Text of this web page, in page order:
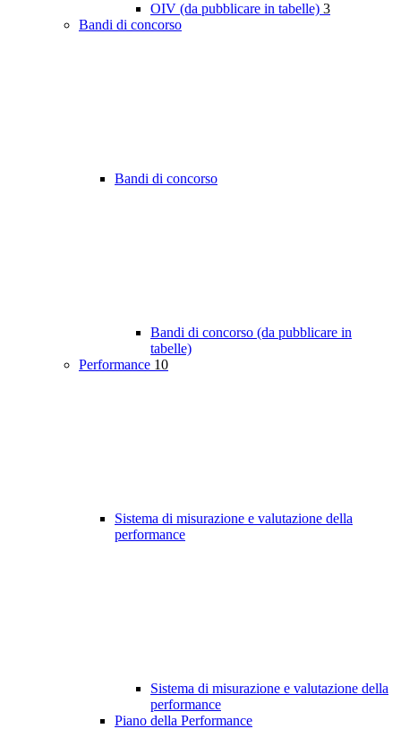
OIV (da pubblicare in tabelle) 3
Bandi di concorso
Bandi di concorso
Bandi di concorso (da pubblicare in
tabelle)
Performance 10
Sistema di misurazione e valutazione della
performance
Sistema di misurazione e valutazione della
performance
Piano della Performance